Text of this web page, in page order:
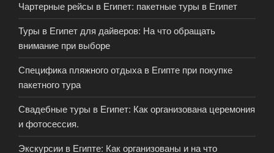
Чартерные рейсы в Египет: пакетные туры в Египет
Туры в Египет для дайверов: На что обращать
внимание при выборе
Специфика пляжного отдыха в Египте при покупке
пакетного тура
Свадебные туры в Египет: Как организована церемония
и фотосессия.
Экскурсии в Египте: Как организованы и на что